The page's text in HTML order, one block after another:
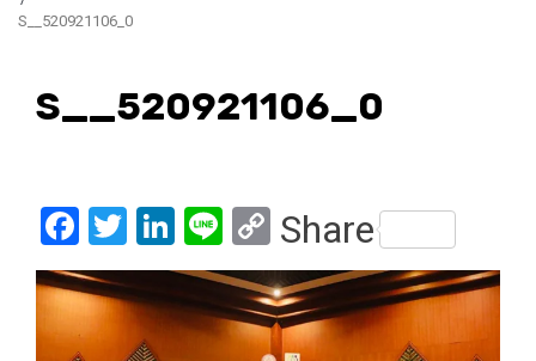
S__520921106_0
S__520921106_0
Facebook
Twitter
LinkedIn
LineCopy
Link
Share